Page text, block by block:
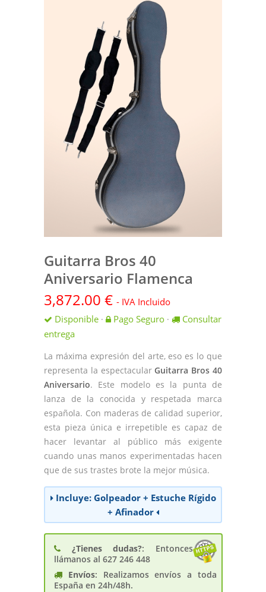
Guitarra Bros 40
Aniversario Flamenca
3,872.00 € - IVA Incluido
Disponible · Pago Seguro ·
Consultar
entrega
La máxima expresión del arte, eso es lo que
representa la espectacular Guitarra Bros 40
Aniversario. Este modelo es la punta de
lanza de la conocida y respetada marca
española. Con maderas de calidad superior,
esta pieza única e irrepetible es capaz de
hacer levantar al público más exigente
cuando unas manos experimentadas hacen
que de sus trastes brote la mejor música.
Incluye: Golpeador + Estuche Rígido
+ Afinador
¿Tienes dudas?: Entonces
llámanos al 627 246 448
Envíos: Realizamos envíos a toda
España en 24h/48h.